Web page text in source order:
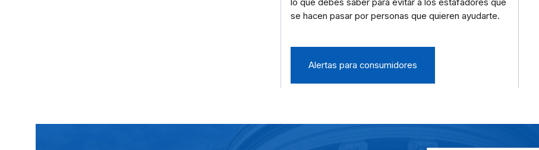
lo que debes saber para evitar a los estafadores que
se hacen pasar por personas que quieren ayudarte.
Alertas para consumidores